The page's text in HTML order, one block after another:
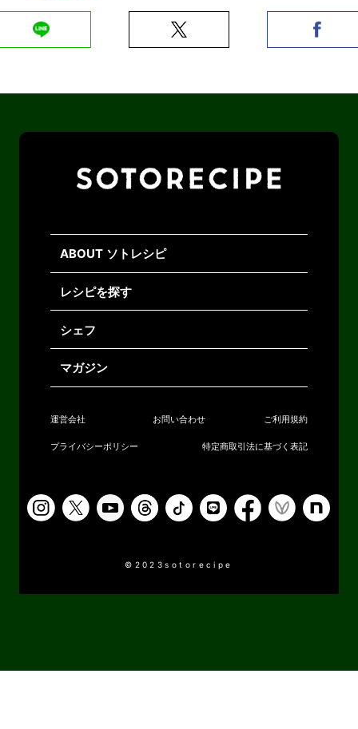
ABOUT ソトレシピ
レシピを探す
シェフ
マガジン
運営会社 お問い合わせ ご利用規約
プライバシーポリシー 特定商取引法に基づく表記
©2023sotorecipe